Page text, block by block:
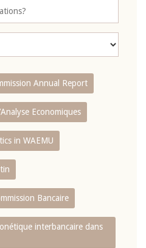
Annual Report
Economiques
in WAEMU
Bancaire
interbancaire dans